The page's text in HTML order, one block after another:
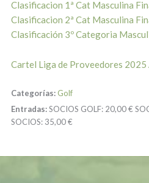
Clasificacion 1ª Cat Masculina
Clasificacion 2ª Cat Masculina
Clasificación 3º Categoria
Cartel Liga de Proveedores
Categorías: Golf
Entradas:SOCIOS GOLF: 20,00 €
SOCIOS: 35,00 €